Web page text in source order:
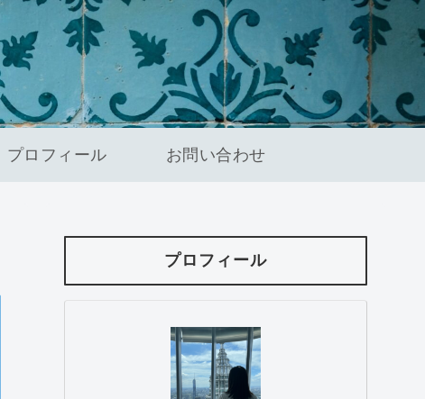
プロフィール お問い合わせ
プロフィール